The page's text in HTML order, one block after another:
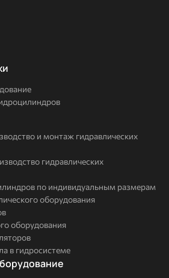
и монтаж гидравлических
гидравлических
по индивидуальным размерам
оборудования
оборудования
в гидросистеме